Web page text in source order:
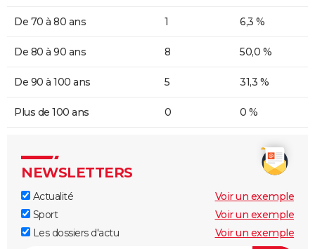
De 70 à 80 ans 1 6,3 %
De 80 à 90 ans 8 50,0 %
De 90 à 100 ans 5 31,3 %
Plus de 100 ans 0 0 %
NEWSLETTERS
Actualité
Voir un exemple
Sport
Voir un exemple
Les dossiers d'actu
Voir un exemple